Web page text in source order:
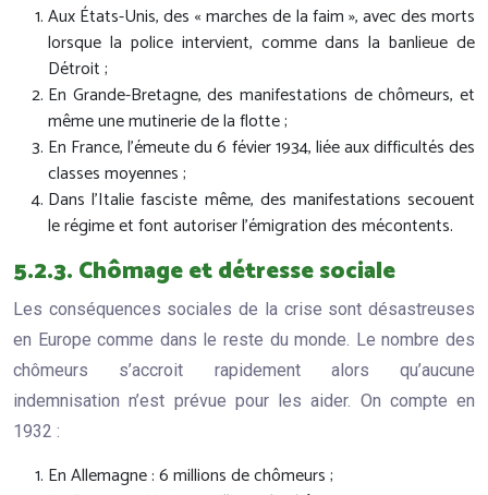
Aux États-Unis, des « marches de la faim », avec des morts
lorsque la police intervient, comme dans la banlieue de
Détroit ;
En Grande-Bretagne, des manifestations de chômeurs, et
même une mutinerie de la flotte ;
En France, l'émeute du 6 févier 1934, liée aux difficultés des
classes moyennes ;
Dans l'Italie fasciste même, des manifestations secouent
le régime et font autoriser l'émigration des mécontents.
5.2.3. Chômage et détresse sociale
Les conséquences sociales de la crise sont désastreuses
en Europe comme dans le reste du monde. Le nombre des
chômeurs s’accroit rapidement alors qu’aucune
indemnisation n’est prévue pour les aider. On compte en
1932 :
En Allemagne : 6 millions de chômeurs ;